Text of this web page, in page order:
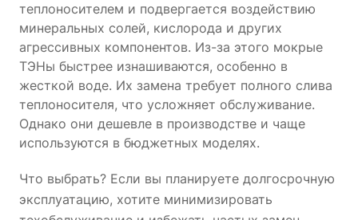
теплоносителем и подвергается воздействию
минеральных солей, кислорода и других
агрессивных компонентов. Из-за этого мокрые
ТЭНы быстрее изнашиваются, особенно в
жесткой воде. Их замена требует полного слива
теплоносителя, что усложняет обслуживание.
Однако они дешевле в производстве и чаще
используются в бюджетных моделях.
Что выбрать? Если вы планируете долгосрочную
эксплуатацию, хотите минимизировать